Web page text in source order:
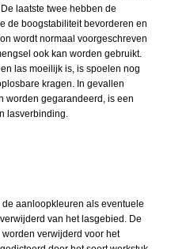
laatste twee hebben de
de boogstabiliteit bevorderen en
wordt normaal voorgeschreven
ook kan worden gebruikt.
las moeilijk is, is spoelen nog
kragen. In gevallen
worden gegarandeerd, is een
lasverbinding.
aanloopkleuren als eventuele
van het lasgebied. De
verwijderd voor het